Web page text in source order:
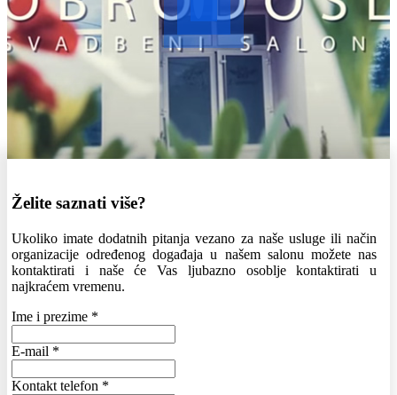
Želite saznati više?
Ukoliko imate dodatnih pitanja vezano za naše usluge ili način
organizacije određenog događaja u našem salonu možete nas
kontaktirati i naše će Vas ljubazno osoblje kontaktirati u
najkraćem vremenu.
Ime i prezime *
E-mail *
Kontakt telefon *